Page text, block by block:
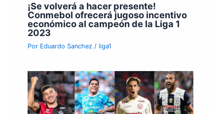
¡Se volverá a hacer presente!
Conmebol ofrecerá jugoso incentivo
económico al campeón de la Liga 1
2023
Por Eduardo Sanchez/ liga1